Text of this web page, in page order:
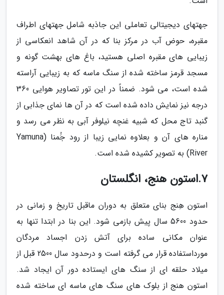
جهتهای دیجیتالی تعاملی این جاذبه شامل جهتهای اطراف
مقبره، حوض آب در مرکز بنا که در آن شاهد انعکاسی از
زیبایی های مقبره اصلی هستید، باغ های بهشت گونه و
مسجد قرمز ساخته شده از سنگ ماسه که به زیبایی آراسته
شده است، می شود. ضمناً در این تور تصاویر هوایی 360
درجه نیز نمایش داده شده است که در آن ها نمای جذابی از
گنبد تاج محل که شبیه غنچه نیلوفر آبی به نظر می رسد و
مناره های آن و بعلاوه نمایی زیبا از رود جَُمنا (Yamuna
River) به تصویر کشیده شده است.
7.استون هنج، انگلستان
استون هِنج بنای متعلق به دوران ماقبل تاریخ و زمانی در
حدود 5600 سال پیش بازمی شود. این بنا در ابتدا تنها به
عنوان مکانی ساده برای آتش زدن اجساد مردگان
مورداستفاده قرار می گرفته است و درحدود سال 2500 قبل از
میلاد حلقه ای از سنگ های ایستاده دور آن ایجاد شد.
استون هنج از بلوک های سنگ های ماسه ای ساخته شده